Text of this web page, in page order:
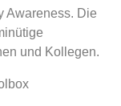
Awareness. Die
und Kollegen.